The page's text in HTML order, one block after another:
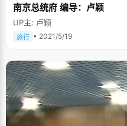
姐很聪明，完全有能力考上北大的
奋斗目标，一是因为喜欢文科，更
想。姐姐对睿颖的学习要求很严格
续努力，"说到姐姐，睿颖眼神特别的闪亮。 心如止水的女
眼里，武睿颖是个沉稳，勤奋的女
力外，良好平和的心态成了最关键
说我心如止水。"记得高二的时候
认为如果以她当时636分的成绩，
就赶紧上大学吧，但是北大一直都
在经过深思熟虑之后，第二天，武
南京总统府 编导：卢颖
UP主: 卢颖
旅行 • 2021/5/19